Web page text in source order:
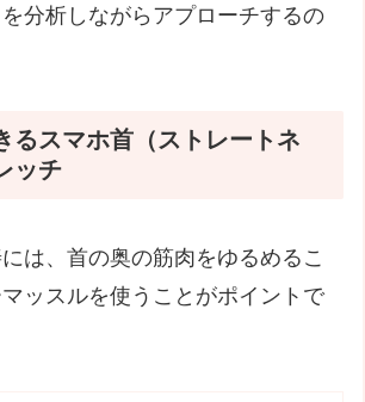
を分析しながらアプローチするの
るスマホ首（ストレートネ
ッチ
は、首の奥の筋肉をゆるめるこ
ッスルを使うことがポイントで